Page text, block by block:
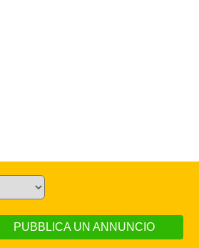
PUBBLICA UN ANNUNCIO